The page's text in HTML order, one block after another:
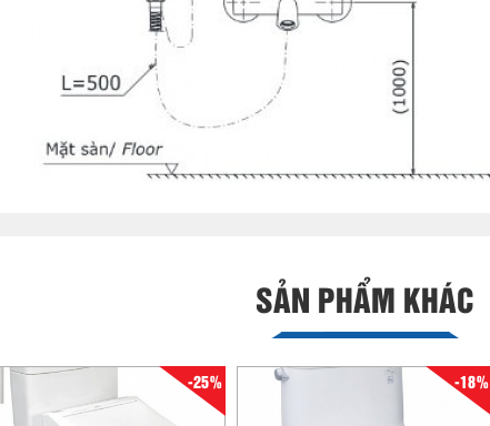
SẢN PHẨM KHÁC
-25% -18%